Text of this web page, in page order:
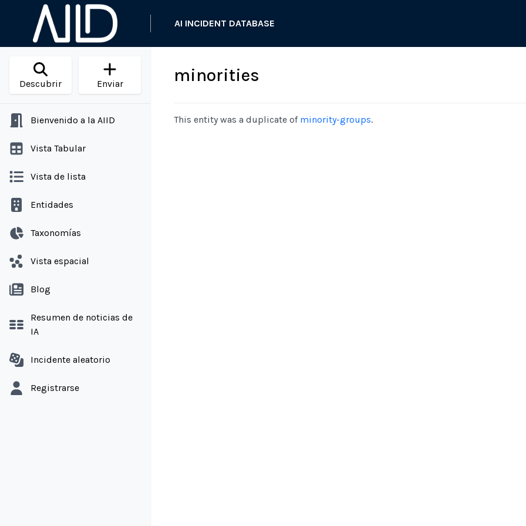
AI INCIDENT DATABASE
Descubrir Enviar
Bienvenido a la AIID
Vista Tabular
Vista de lista
Entidades
Taxonomías
Vista espacial
Blog
Resumen de noticias de
IA
Incidente aleatorio
Registrarse
minorities
This entity was a duplicate of minority-groups.